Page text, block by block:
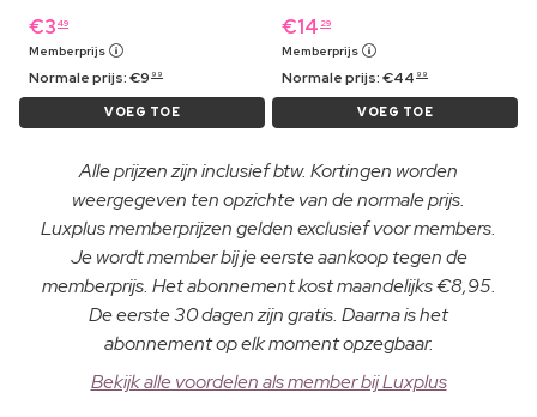
€3 49
Memberprijs
Normale prijs:€9 99
VOEG TOE
€14 29
Memberprijs
Normale prijs:€44 99
VOEG TOE
Alle prijzen zijn inclusief btw. Kortingen worden
weergegeven ten opzichte van de normale prijs.
Luxplus memberprijzen gelden exclusief voor members.
Je wordt member bij je eerste aankoop tegen de
memberprijs. Het abonnement kost maandelijks €8,95.
De eerste 30 dagen zijn gratis. Daarna is het
abonnement op elk moment opzegbaar.
Bekijk alle voordelen als member bij Luxplus